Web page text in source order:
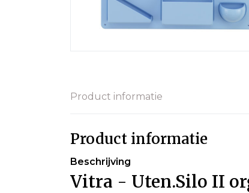
Product informatie
Product informatie
Beschrijving
Vitra - Uten.Silo II